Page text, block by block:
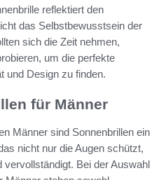
reflektiert den
das Selbstbewusstsein der
sich die Zeit nehmen,
um die perfekte
und Design zu finden.
für Männer
Männer sind Sonnenbrillen ein
nicht nur die Augen schützt,
Bei der Auswahl